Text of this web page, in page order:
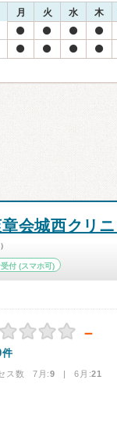
月 火 水 木
会城西クリ
付(スマホ可)
－
件
ス数 7月:9 | 6月:21